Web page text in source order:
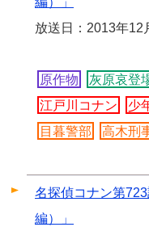
放送日：2013年12
原作物
灰原哀登
江戸川コナン
少
目暮警部
高木刑
名探偵コナン第
編）」